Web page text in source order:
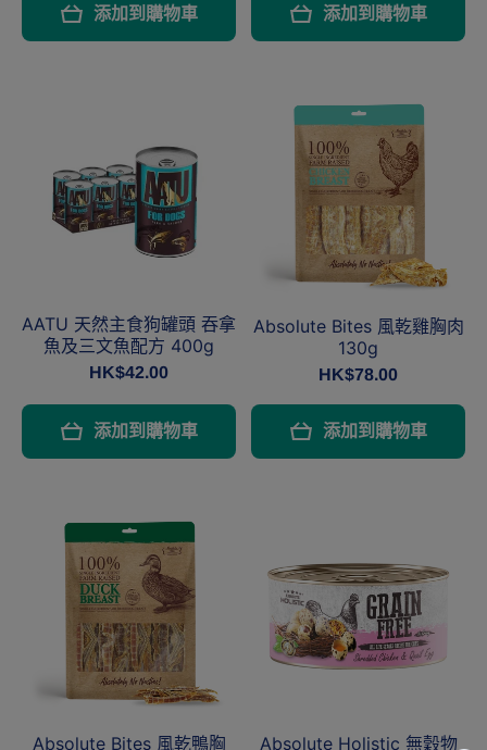
添加到購物車 添加到購物車
AATU 天然主食狗罐頭 吞拿
魚及三文魚配方 400g
HK$42.00
添加到購物車
Absolute Bites 風乾雞胸肉
130g
HK$78.00
添加到購物車
Absolute Bites 風乾鴨胸 Absolute Holistic 無穀物